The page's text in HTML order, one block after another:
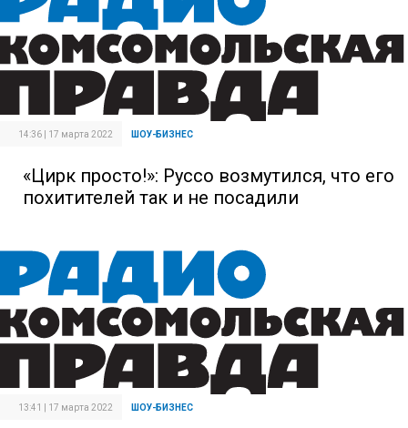
14:36 | 17 марта 2022 ШОУ-БИЗНЕС
«Цирк просто!»: Руссо возмутился, что его
похитителей так и не посадили
13:41 | 17 марта 2022 ШОУ-БИЗНЕС